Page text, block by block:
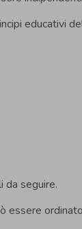
educativi
da seguire.